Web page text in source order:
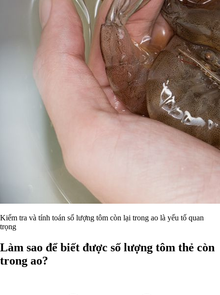
Kiểm tra và tính toán số lượng tôm còn lại trong ao là yếu tố quan
trọng
Làm sao để biết được số lượng tôm thẻ còn
trong ao?